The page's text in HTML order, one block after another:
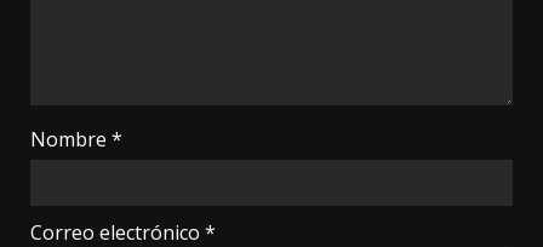
Nombre *
Correo electrónico *